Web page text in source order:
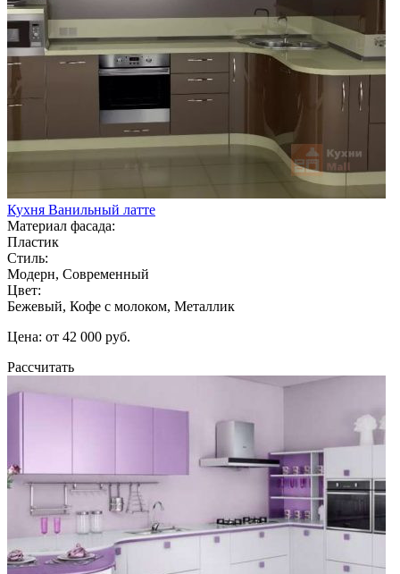
Кухня Ванильный латте
Материал фасада:
Пластик
Стиль:
Модерн, Современный
Цвет:
Бежевый, Кофе с молоком, Металлик
Цена: от 42 000 руб.
Рассчитать